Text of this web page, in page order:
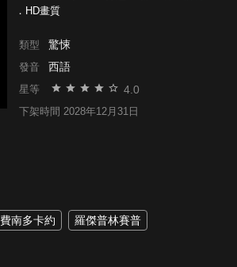
．HD畫質
類型 驚悚
發音 西語
星等 4.0
下架時間 2028年12月31日
費南多卡約 羅傑普林賽普